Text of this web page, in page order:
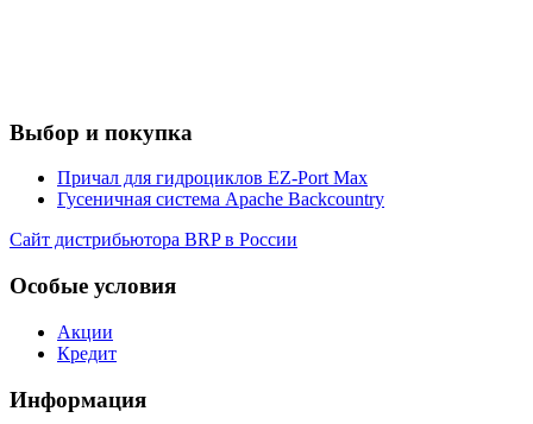
Выбор и покупка
Причал для гидроциклов EZ-Port Max
Гусеничная система Apache Backcountry
Сайт дистрибьютора BRP в России
Особые условия
Акции
Кредит
Информация